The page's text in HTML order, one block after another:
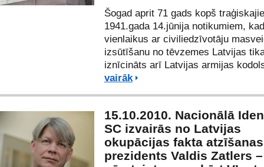
Šogad aprit 71 gads kopš
1941.gada 14.jūnija notikumiem, kad
vienlaikus ar civiliedzīvotāju
izsūtīšanu no tēvzemes Latvijas
iznīcināts arī Latvijas armijas
vairāk
15.10.2010. Nacionālā
SC izvairās no Latvijas
okupācijas fakta
prezidents Valdis Zatlers –